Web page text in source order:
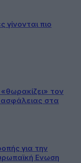
πιο
τον
στα
για την
Ενωση